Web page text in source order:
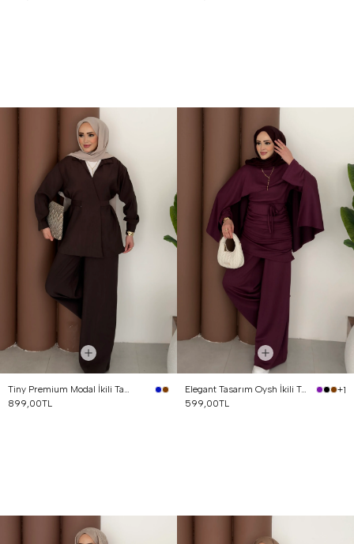
Tiny Premium Modal İkili Takım Kahverengi
899,00TL
Elegant Tasarım Oysh İkili Takım Mürdüm
+1
599,00TL